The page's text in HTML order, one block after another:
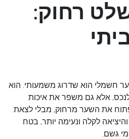
רחוק:
חשמלי הוא שדרוג משמעותי. הוא
לנכס, אלא גם משפר את איכות
את השער מרחוק, מבלי לצאת
לקלה ונעימה יותר, בטח
גשם.